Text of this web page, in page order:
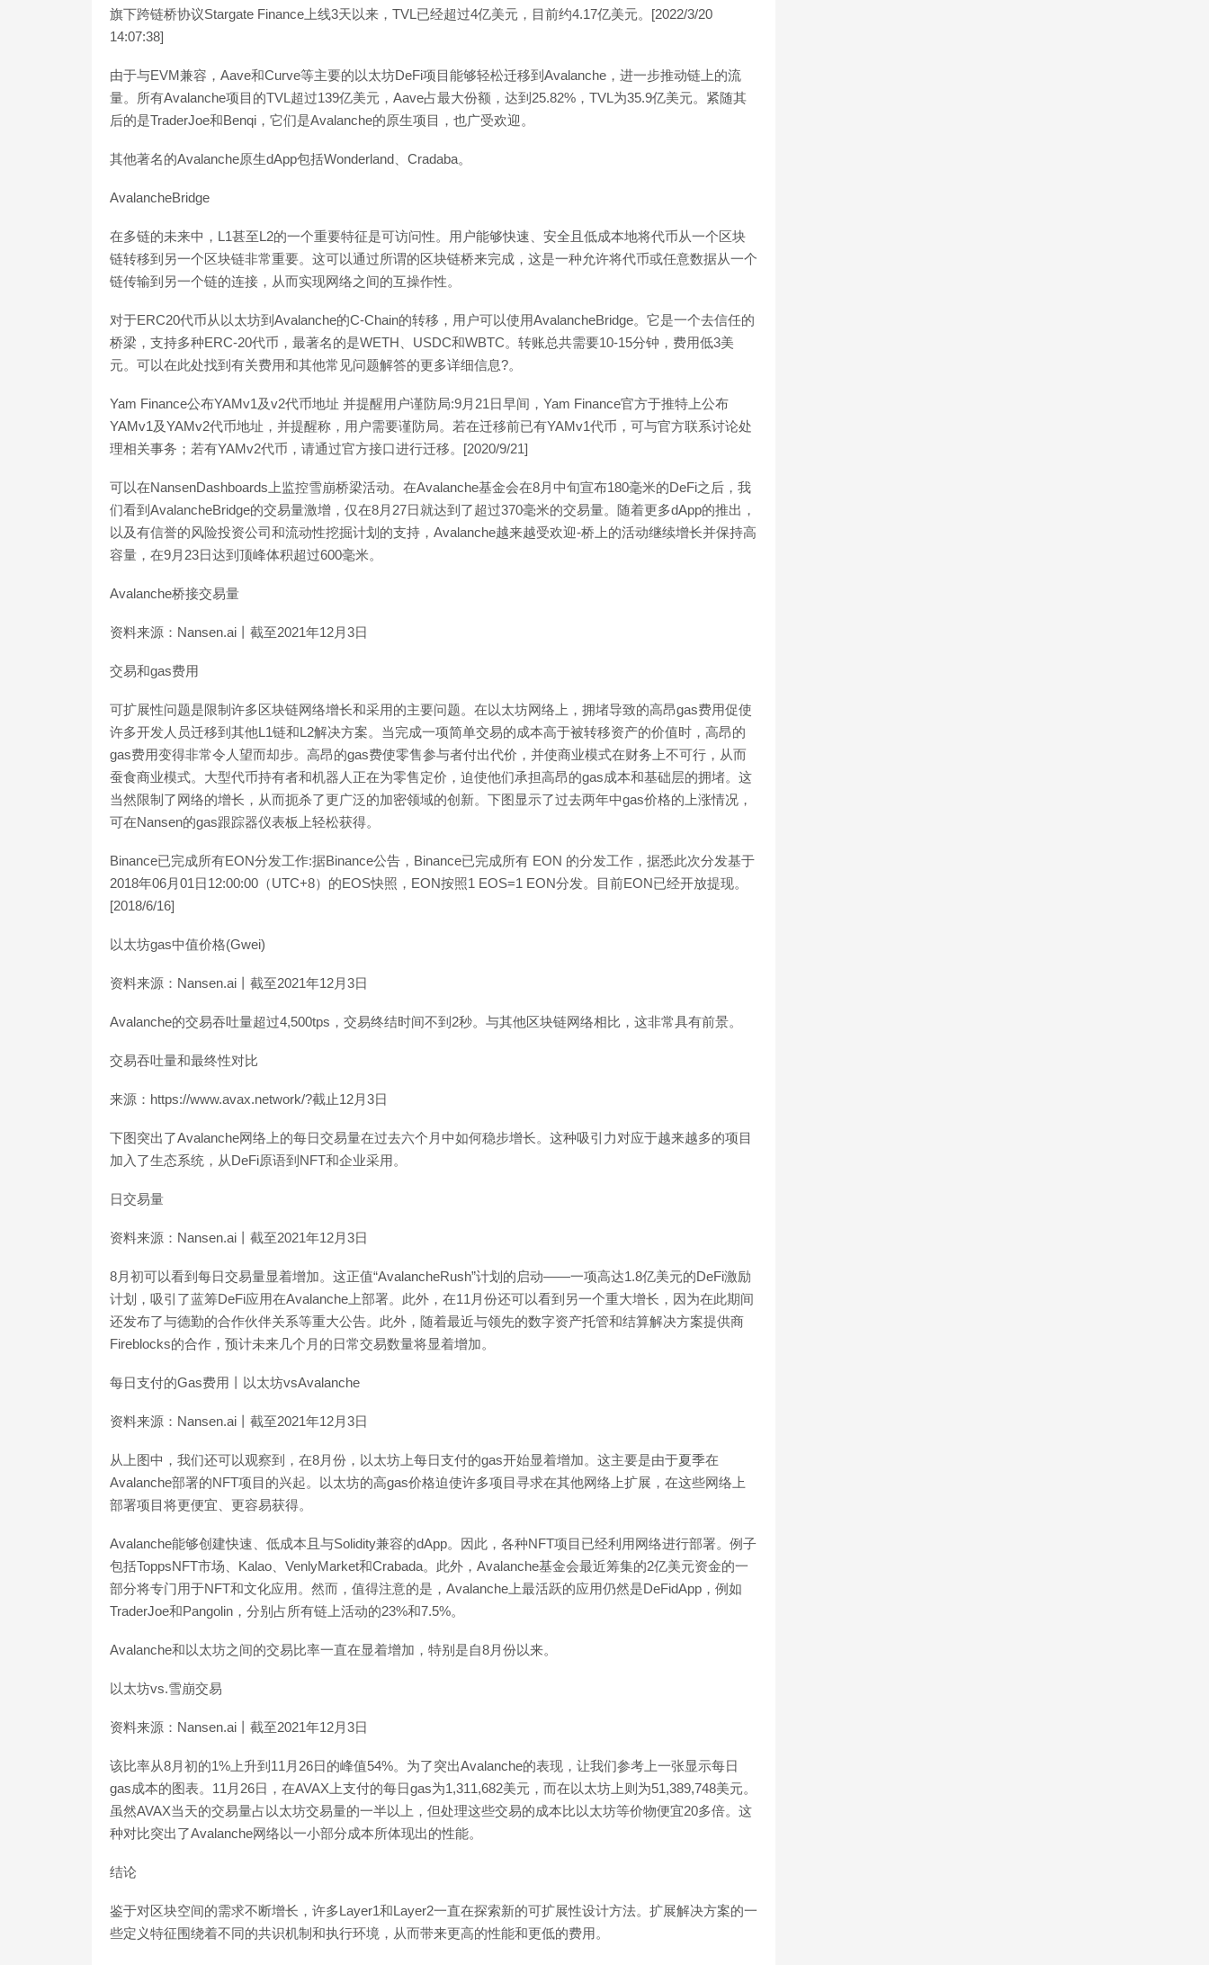
旗下跨链桥协议Stargate Finance上线3天以来，TVL已经超过4亿美元，目前约4.17亿美元。[2022/3/20
14:07:38]
由于与EVM兼容，Aave和Curve等主要的以太坊DeFi项目能够轻松迁移到Avalanche，进一步推动链上的流
量。所有Avalanche项目的TVL超过139亿美元，Aave占最大份额，达到25.82%，TVL为35.9亿美元。紧随其
后的是TraderJoe和Benqi，它们是Avalanche的原生项目，也广受欢迎。
其他著名的Avalanche原生dApp包括Wonderland、Cradaba。
AvalancheBridge
在多链的未来中，L1甚至L2的一个重要特征是可访问性。用户能够快速、安全且低成本地将代币从一个区块
链转移到另一个区块链非常重要。这可以通过所谓的区块链桥来完成，这是一种允许将代币或任意数据从一个
链传输到另一个链的连接，从而实现网络之间的互操作性。
对于ERC20代币从以太坊到Avalanche的C-Chain的转移，用户可以使用AvalancheBridge。它是一个去信任的
桥梁，支持多种ERC-20代币，最著名的是WETH、USDC和WBTC。转账总共需要10-15分钟，费用低3美
元。可以在此处找到有关费用和其他常见问题解答的更多详细信息?。
Yam Finance公布YAMv1及v2代币地址 并提醒用户谨防局:9月21日早间，Yam Finance官方于推特上公布
YAMv1及YAMv2代币地址，并提醒称，用户需要谨防局。若在迁移前已有YAMv1代币，可与官方联系讨论处
理相关事务；若有YAMv2代币，请通过官方接口进行迁移。[2020/9/21]
可以在NansenDashboards上监控雪崩桥梁活动。在Avalanche基金会在8月中旬宣布180毫米的DeFi之后，我
们看到AvalancheBridge的交易量激增，仅在8月27日就达到了超过370毫米的交易量。随着更多dApp的推出，
以及有信誉的风险投资公司和流动性挖掘计划的支持，Avalanche越来越受欢迎-桥上的活动继续增长并保持高
容量，在9月23日达到顶峰体积超过600毫米。
Avalanche桥接交易量
资料来源：Nansen.ai丨截至2021年12月3日
交易和gas费用
可扩展性问题是限制许多区块链网络增长和采用的主要问题。在以太坊网络上，拥堵导致的高昂gas费用促使
许多开发人员迁移到其他L1链和L2解决方案。当完成一项简单交易的成本高于被转移资产的价值时，高昂的
gas费用变得非常令人望而却步。高昂的gas费使零售参与者付出代价，并使商业模式在财务上不可行，从而
蚕食商业模式。大型代币持有者和机器人正在为零售定价，迫使他们承担高昂的gas成本和基础层的拥堵。这
当然限制了网络的增长，从而扼杀了更广泛的加密领域的创新。下图显示了过去两年中gas价格的上涨情况，
可在Nansen的gas跟踪器仪表板上轻松获得。
Binance已完成所有EON分发工作:据Binance公告，Binance已完成所有 EON 的分发工作，据悉此次分发基于
2018年06月01日12:00:00（UTC+8）的EOS快照，EON按照1 EOS=1 EON分发。目前EON已经开放提现。
[2018/6/16]
以太坊gas中值价格(Gwei)
资料来源：Nansen.ai丨截至2021年12月3日
Avalanche的交易吞吐量超过4,500tps，交易终结时间不到2秒。与其他区块链网络相比，这非常具有前景。
交易吞吐量和最终性对比
来源：https://www.avax.network/?截止12月3日
下图突出了Avalanche网络上的每日交易量在过去六个月中如何稳步增长。这种吸引力对应于越来越多的项目
加入了生态系统，从DeFi原语到NFT和企业采用。
日交易量
资料来源：Nansen.ai丨截至2021年12月3日
8月初可以看到每日交易量显着增加。这正值“AvalancheRush”计划的启动——一项高达1.8亿美元的DeFi激励
计划，吸引了蓝筹DeFi应用在Avalanche上部署。此外，在11月份还可以看到另一个重大增长，因为在此期间
还发布了与德勤的合作伙伴关系等重大公告。此外，随着最近与领先的数字资产托管和结算解决方案提供商
Fireblocks的合作，预计未来几个月的日常交易数量将显着增加。
每日支付的Gas费用丨以太坊vsAvalanche
资料来源：Nansen.ai丨截至2021年12月3日
从上图中，我们还可以观察到，在8月份，以太坊上每日支付的gas开始显着增加。这主要是由于夏季在
Avalanche部署的NFT项目的兴起。以太坊的高gas价格迫使许多项目寻求在其他网络上扩展，在这些网络上
部署项目将更便宜、更容易获得。
Avalanche能够创建快速、低成本且与Solidity兼容的dApp。因此，各种NFT项目已经利用网络进行部署。例子
包括ToppsNFT市场、Kalao、VenlyMarket和Crabada。此外，Avalanche基金会最近筹集的2亿美元资金的一
部分将专门用于NFT和文化应用。然而，值得注意的是，Avalanche上最活跃的应用仍然是DeFidApp，例如
TraderJoe和Pangolin，分别占所有链上活动的23%和7.5%。
Avalanche和以太坊之间的交易比率一直在显着增加，特别是自8月份以来。
以太坊vs.雪崩交易
资料来源：Nansen.ai丨截至2021年12月3日
该比率从8月初的1%上升到11月26日的峰值54%。为了突出Avalanche的表现，让我们参考上一张显示每日
gas成本的图表。11月26日，在AVAX上支付的每日gas为1,311,682美元，而在以太坊上则为51,389,748美元。
虽然AVAX当天的交易量占以太坊交易量的一半以上，但处理这些交易的成本比以太坊等价物便宜20多倍。这
种对比突出了Avalanche网络以一小部分成本所体现出的性能。
结论
鉴于对区块空间的需求不断增长，许多Layer1和Layer2一直在探索新的可扩展性设计方法。扩展解决方案的一
些定义特征围绕着不同的共识机制和执行环境，从而带来更高的性能和更低的费用。